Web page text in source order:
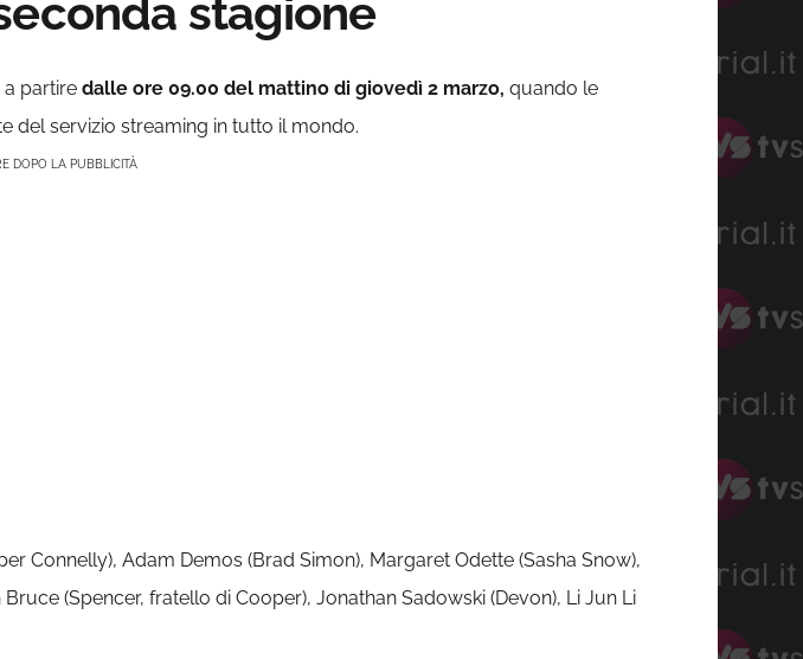
stagione
a partire dalle ore 09.00 del mattino di giovedì 2 marzo, quando le
del servizio streaming in tutto il mondo.
DOPO LA PUBBLICITÀ
Connelly), Adam Demos (Brad Simon), Margaret Odette (Sasha Snow),
(Spencer, fratello di Cooper), Jonathan Sadowski (Devon), Li Jun Li